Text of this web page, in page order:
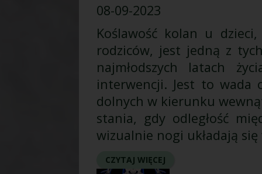
08-09-2023
Koślawość kolan u
rodziców, jest jedną z
najmłodszych latach
interwencji. Jest to wada
dolnych w kierunku
stania, gdy odległość
wizualnie nogi układają
CZYTAJ WIĘCEJ